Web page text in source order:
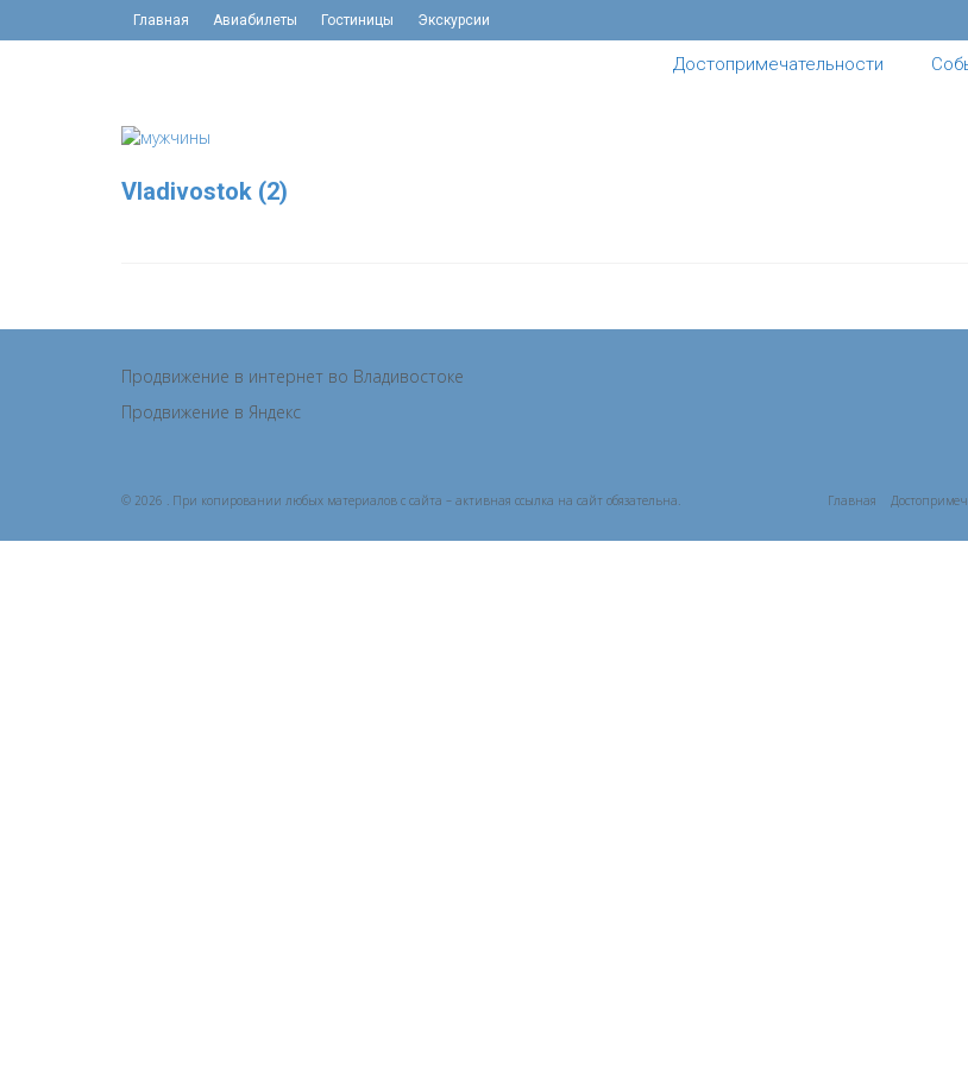
Главная Авиабилеты Гостиницы Экскурсии
Достопримечательности
Vladivostok (2)
Продвижение в интернет во Владивостоке
Продвижение в Яндекс
Главная
© 2026 . При копировании любых материалов с сайта – активная ссылка на сайт обязательна.